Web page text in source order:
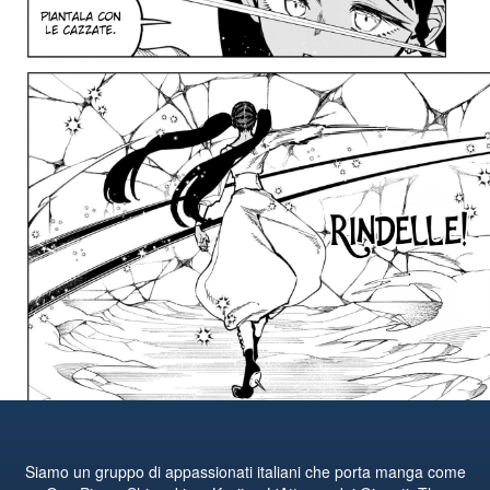
Siamo un gruppo di appassionati italiani che porta manga come